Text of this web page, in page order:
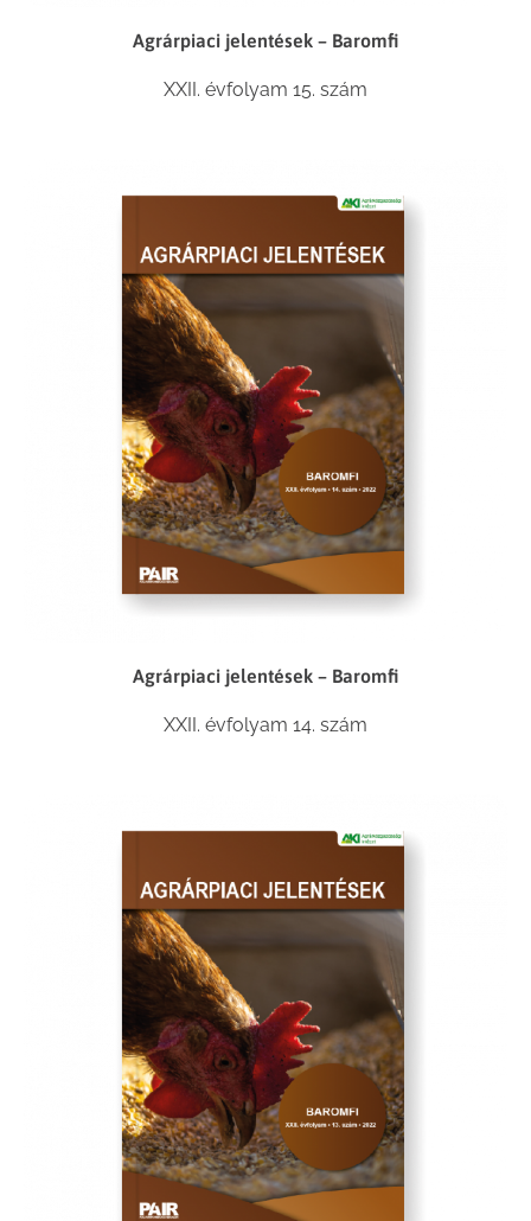
Agrárpiaci jelentések – Baromfi
XXII. évfolyam 15. szám
Agrárpiaci jelentések – Baromfi
XXII. évfolyam 14. szám